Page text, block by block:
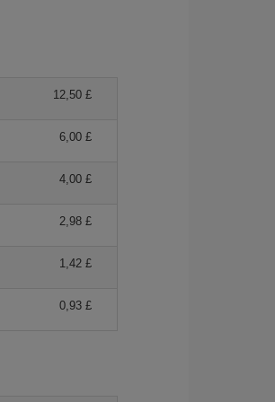
12,50 £
6,00 £
4,00 £
2,98 £
1,42 £
0,93 £